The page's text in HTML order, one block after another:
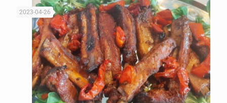
2023-04-26